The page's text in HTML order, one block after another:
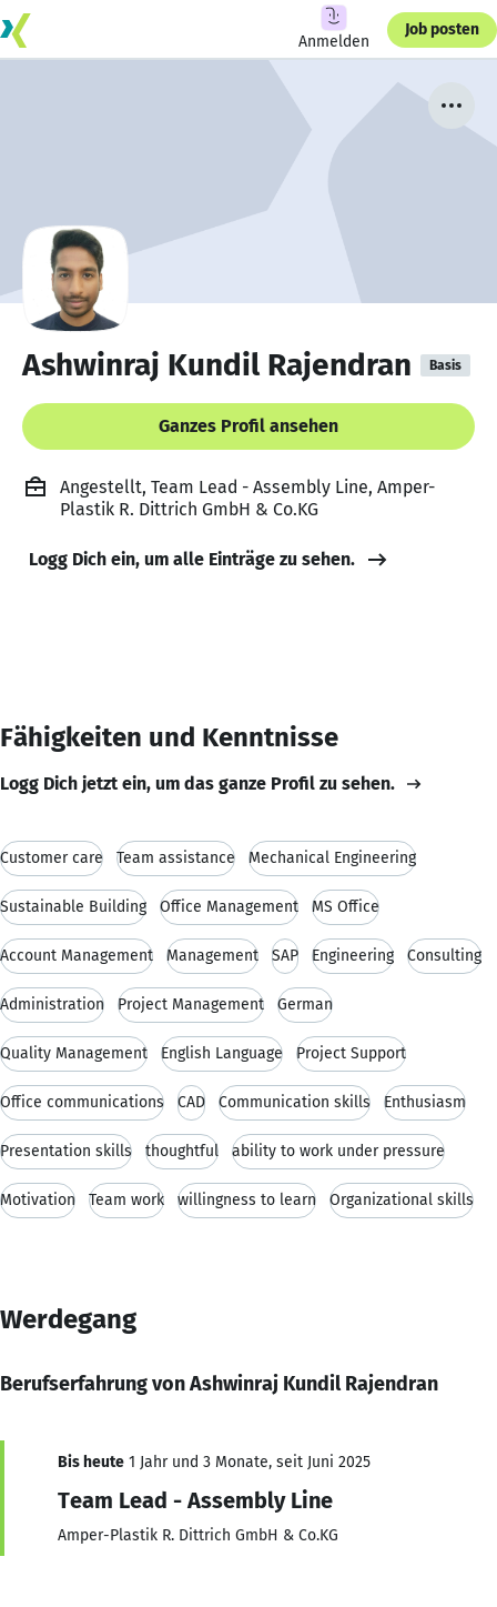
Anmelden
Job posten
Ashwinraj Kundil Rajendran Basis
Ganzes Profil ansehen
Angestellt, Team Lead - Assembly Line, Amper-
Plastik R. Dittrich GmbH & Co.KG
Logg Dich ein, um alle Einträge zu sehen.
Fähigkeiten und Kenntnisse
Logg Dich jetzt ein, um das ganze Profil zu sehen.
Customer care Team assistance Mechanical Engineering
Sustainable Building Office Management MS Office
Account Management Management SAP Engineering Consulting
Administration Project Management German
Quality Management English Language Project Support
Office communications CAD Communication skills Enthusiasm
Presentation skills thoughtful ability to work under pressure
Motivation Team work willingness to learn Organizational skills
Werdegang
Berufserfahrung von Ashwinraj Kundil Rajendran
Bis heute 1 Jahr und 3 Monate, seit Juni 2025
Team Lead - Assembly Line
Amper-Plastik R. Dittrich GmbH & Co.KG